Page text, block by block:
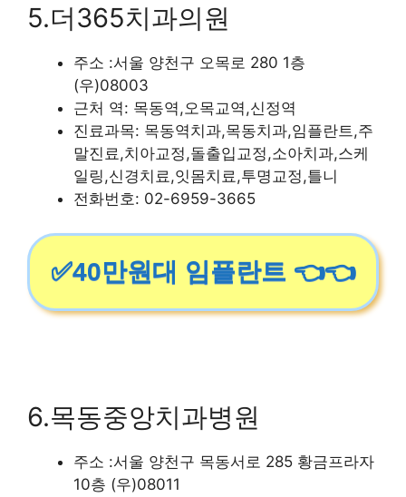
5.더365치과의원
주소 :서울 양천구 오목로 280 1층
(우)08003
근처 역: 목동역,오목교역,신정역
진료과목: 목동역치과,목동치과,임플란트,주
말진료,치아교정,돌출입교정,소아치과,스케
일링,신경치료,잇몸치료,투명교정,틀니
전화번호: 02-6959-3665
✅40만원대 임플란트 👈👈
6.목동중앙치과병원
주소 :서울 양천구 목동서로 285 황금프라자
10층 (우)08011